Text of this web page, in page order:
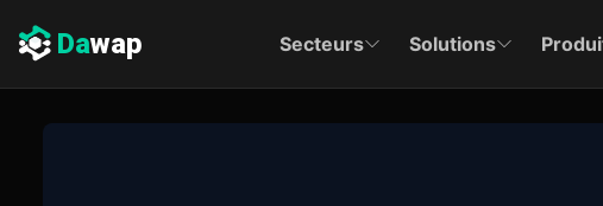
Dawap Secteurs Solutions